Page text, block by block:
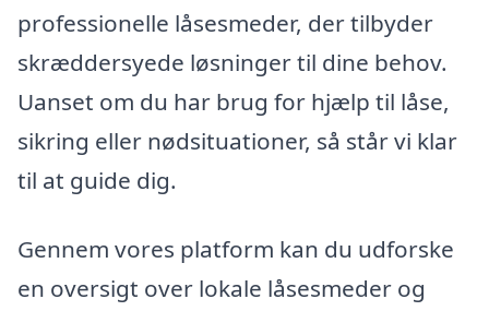
professionelle låsesmeder, der tilbyder
skræddersyede løsninger til dine behov.
Uanset om du har brug for hjælp til låse,
sikring eller nødsituationer, så står vi klar
til at guide dig.
Gennem vores platform kan du udforske
en oversigt over lokale låsesmeder og